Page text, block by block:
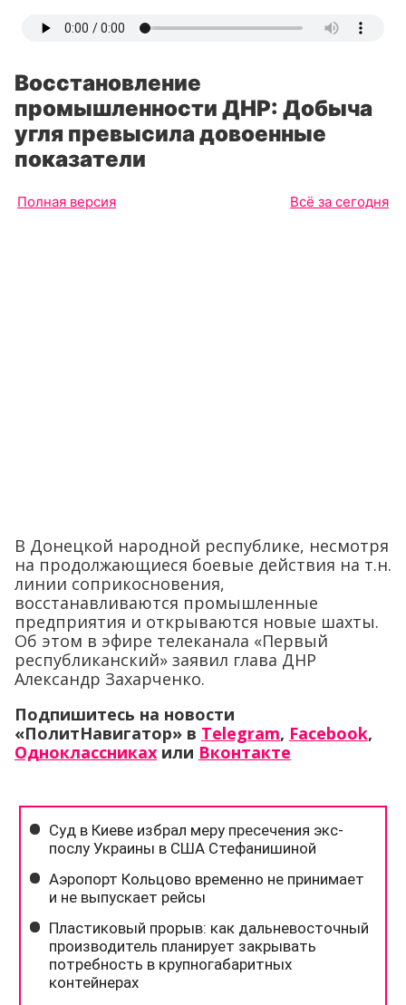
Восстановление
промышленности ДНР: Добыча
угля превысила довоенные
показатели
Полная версия Всё за сегодня
В Донецкой народной республике, несмотря
на продолжающиеся боевые действия на т.н.
линии соприкосновения,
восстанавливаются промышленные
предприятия и открываются новые шахты.
Об этом в эфире телеканала «Первый
республиканский» заявил глава ДНР
Александр Захарченко.
Подпишитесь на новости
«ПолитНавигатор» в Telegram, Facebook,
Одноклассниках или Вконтакте